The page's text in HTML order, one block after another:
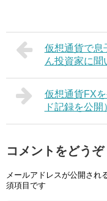
仮想通貨で息
ん投資家に聞
仮想通貨FX
ド記録を公開
コメントをどうぞ
メールアドレスが公開され
須項目です